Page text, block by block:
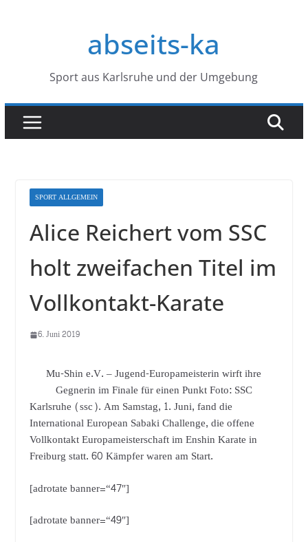
abseits-ka
Sport aus Karlsruhe und der Umgebung
SPORT ALLGEMEIN
Alice Reichert vom SSC
holt zweifachen Titel im
Vollkontakt-Karate
6. Juni 2019
Mu-Shin e.V. – Jugend-Europameisterin wirft ihre
Gegnerin im Finale für einen Punkt Foto: SSC
Karlsruhe (ssc). Am Samstag, 1. Juni, fand die
International European Sabaki Challenge, die offene
Vollkontakt Europameisterschaft im Enshin Karate in
Freiburg statt. 60 Kämpfer waren am Start.
[adrotate banner=“47″]
[adrotate banner=“49″]